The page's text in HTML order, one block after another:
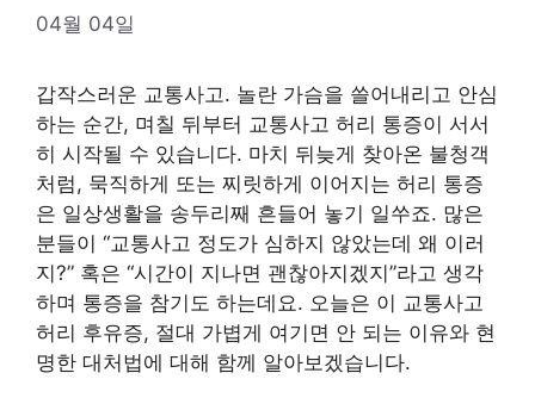
04월 04일
갑작스러운 교통사고. 놀란 가슴을 쓸어내리고 안심
하는 순간, 며칠 뒤부터 교통사고 허리 통증이 서서
히 시작될 수 있습니다. 마치 뒤늦게 찾아온 불청객
처럼, 묵직하게 또는 찌릿하게 이어지는 허리 통증
은 일상생활을 송두리째 흔들어 놓기 일쑤죠. 많은
분들이 “교통사고 정도가 심하지 않았는데 왜 이러
지?” 혹은 “시간이 지나면 괜찮아지겠지”라고 생각
하며 통증을 참기도 하는데요. 오늘은 이 교통사고
허리 후유증, 절대 가볍게 여기면 안 되는 이유와 현
명한 대처법에 대해 함께 알아보겠습니다.